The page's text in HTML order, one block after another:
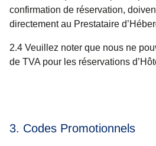
confirmation de réservation,
directement au Prestataire
2.4 Veuillez noter que nous ne
de TVA pour les réservations
3. Codes Promotionnels